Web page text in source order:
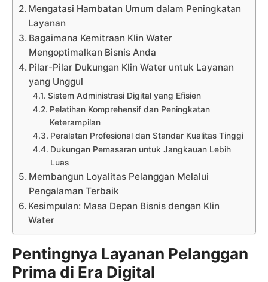
Mengatasi Hambatan Umum dalam Peningkatan
Layanan
Bagaimana Kemitraan Klin Water
Mengoptimalkan Bisnis Anda
Pilar-Pilar Dukungan Klin Water untuk Layanan
yang Unggul
Sistem Administrasi Digital yang Efisien
Pelatihan Komprehensif dan Peningkatan
Keterampilan
Peralatan Profesional dan Standar Kualitas Tinggi
Dukungan Pemasaran untuk Jangkauan Lebih
Luas
Membangun Loyalitas Pelanggan Melalui
Pengalaman Terbaik
Kesimpulan: Masa Depan Bisnis dengan Klin
Water
Pentingnya Layanan Pelanggan
Prima di Era Digital